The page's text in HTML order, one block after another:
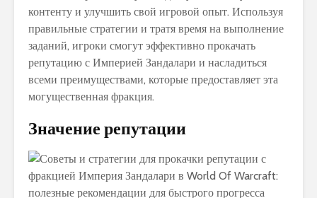
контенту и улучшить свой игровой опыт. Используя
правильные стратегии и тратя время на выполнение
заданий, игроки смогут эффективно прокачать
репутацию с Империей Зандалари и насладиться
всеми преимуществами, которые предоставляет эта
могущественная фракция.
Значение репутации